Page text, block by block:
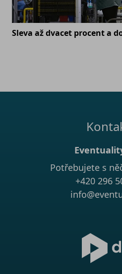
Sleva až dvacet procent a
Potřebujete s
+420 296